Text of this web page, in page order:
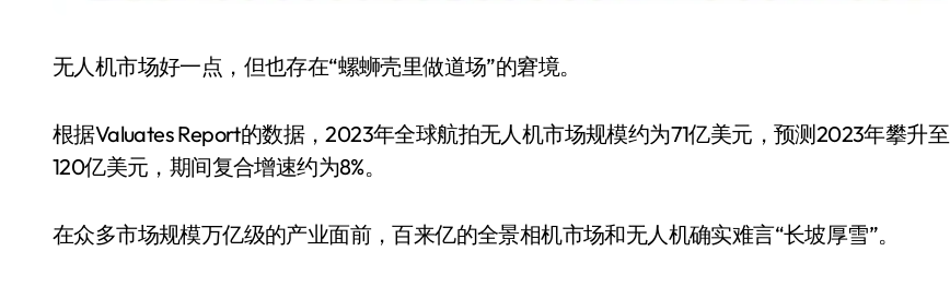
无人机市场好一点，但也存在“螺蛳壳里做道场”的窘境。
根据Valuates Report的数据，2023年全球航拍无人机市场规模约为71亿美元，预测2023年攀升至
120亿美元，期间复合增速约为8%。
在众多市场规模万亿级的产业面前，百来亿的全景相机市场和无人机确实难言“长坡厚雪”。